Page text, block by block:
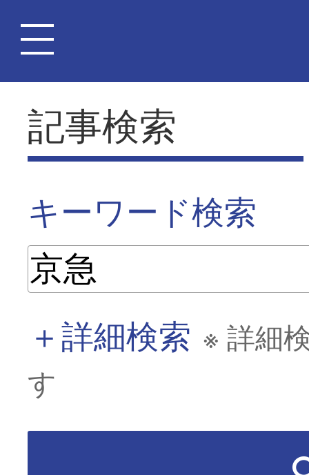
記事検索
キーワード検索
＋詳細検索 ※ 詳細
す